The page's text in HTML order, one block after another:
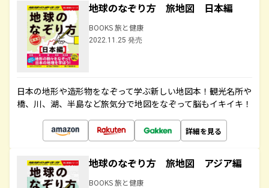
地球のなぞり方 旅地図 日本編
BOOKS 旅と健康
2022.11.25 発売
日本の地形や造形物をなぞって学ぶ新しい地図本！観光名所や
橋、川、湖、半島など旅気分で地図をなぞって脳もイキイキ！
詳細を見る
地球のなぞり方 旅地図 アジア編
BOOKS 旅と健康